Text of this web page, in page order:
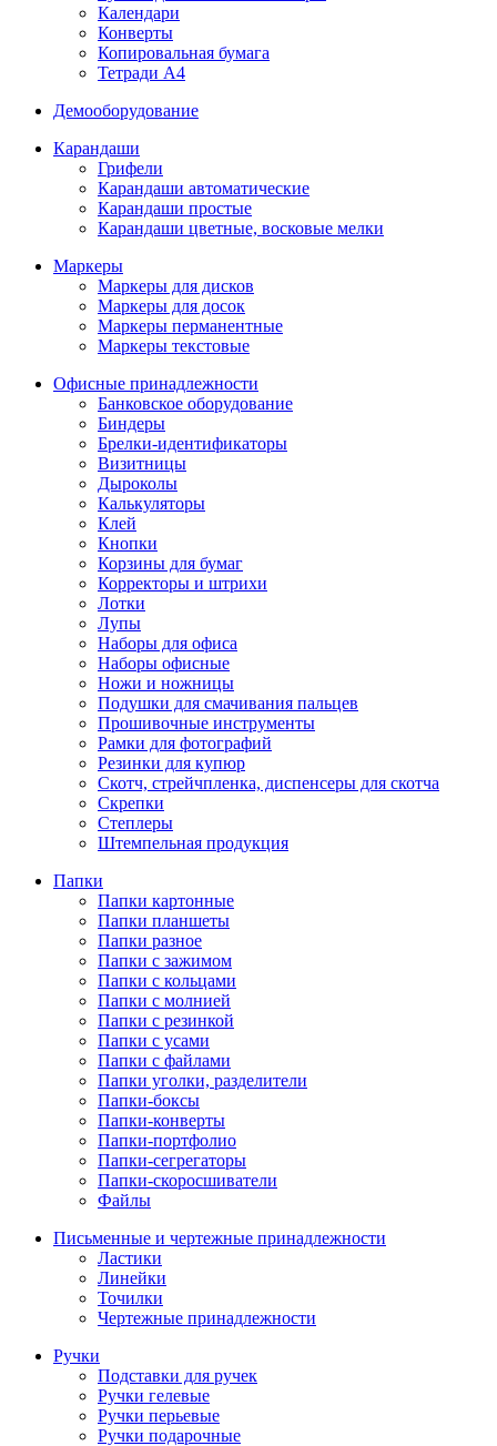
Календари
Конверты
Копировальная бумага
Тетради А4
Демооборудование
Карандаши
Грифели
Карандаши автоматические
Карандаши простые
Карандаши цветные, восковые мелки
Маркеры
Маркеры для дисков
Маркеры для досок
Маркеры перманентные
Маркеры текстовые
Офисные принадлежности
Банковское оборудование
Биндеры
Брелки-идентификаторы
Визитницы
Дыроколы
Калькуляторы
Клей
Кнопки
Корзины для бумаг
Корректоры и штрихи
Лотки
Лупы
Наборы для офиса
Наборы офисные
Ножи и ножницы
Подушки для смачивания пальцев
Прошивочные инструменты
Рамки для фотографий
Резинки для купюр
Скотч, стрейчпленка, диспенсеры для скотча
Скрепки
Степлеры
Штемпельная продукция
Папки
Папки картонные
Папки планшеты
Папки разное
Папки с зажимом
Папки с кольцами
Папки с молнией
Папки с резинкой
Папки с усами
Папки с файлами
Папки уголки, разделители
Папки-боксы
Папки-конверты
Папки-портфолио
Папки-сегрегаторы
Папки-скоросшиватели
Файлы
Письменные и чертежные принадлежности
Ластики
Линейки
Точилки
Чертежные принадлежности
Ручки
Подставки для ручек
Ручки гелевые
Ручки перьевые
Ручки подарочные